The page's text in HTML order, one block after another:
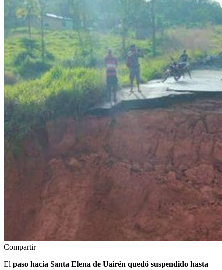
Compartir
El paso hacia Santa Elena de Uairén quedó suspendido hasta